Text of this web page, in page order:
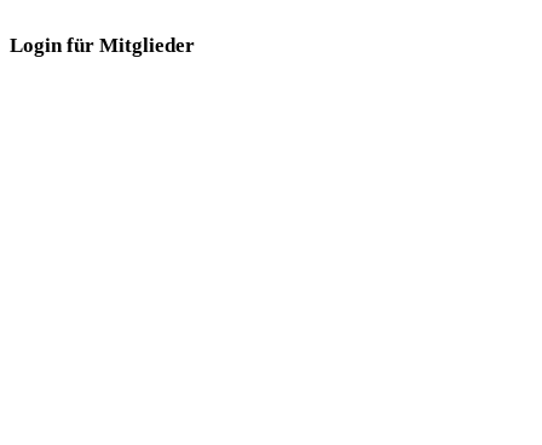
Login für Mitglieder